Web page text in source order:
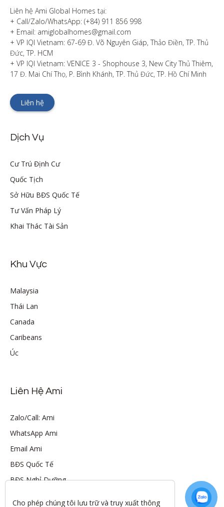
Liên hệ Ami Global Homes tại:
+ Call/Zalo/WhatsApp: (+84) 911 856 998
+ Email: amiglobalhomes@gmail.com
+ VP IQI Vietnam: 67-69 Đ. Võ Nguyên Giáp, Thảo Điền, TP. Thủ
Đức, TP. HCM
+ VP IQI Vietnam: VENICE 3 - Shophouse 3, New City Thủ Thiêm,
17 Đ. Mai Chí Thọ, P. Bình Khánh, TP. Thủ Đức, TP. Hồ Chí Minh
Liên hệ
Dịch Vụ
Cư Trú Định Cư
Quốc Tịch
Sở Hữu BĐS Quốc Tế
Tư Vấn Pháp Lý
Khai Thác Tài Sản
Khu Vực
Malaysia
Thái Lan
Canada
Caribeans
Úc
Liên Hệ Ami
Zalo/Call: Ami
WhatsApp Ami
Email Ami
BĐS Quốc Tế
BĐS Nghỉ Dưỡng
Cho phép chúng tôi lưu trữ và truy xuất thông